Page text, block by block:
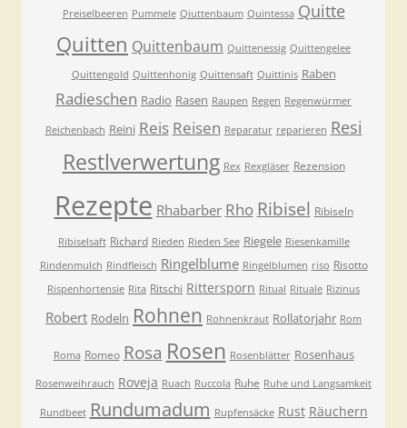
Preiselbeeren Pummele Qiuttenbaum Quintessa Quitte
Quitten Quittenbaum Quittenessig Quittengelee
Quittengold Quittenhonig Quittensaft Quittinis Raben
Radieschen Radio Rasen Raupen Regen Regenwürmer
Reichenbach Reini Reis Reisen Reparatur reparieren Resi
Restlverwertung Rex Rexgläser Rezension
Rezepte Rhabarber Rho Ribisel Ribiseln
Ribiselsaft Richard Rieden Rieden See Riegele Riesenkamille
Rindenmulch Rindfleisch Ringelblume Ringelblumen riso Risotto
Rispenhortensie Rita Ritschi Rittersporn Ritual Rituale Rizinus
Robert Rodeln Rohnen Rohnenkraut Rollatorjahr Rom
Roma Romeo Rosa Rosen Rosenblätter Rosenhaus
Rosenweihrauch Roveja Ruach Ruccola Ruhe Ruhe und Langsamkeit
Rundbeet Rundumadum Rupfensäcke Rust Räuchern